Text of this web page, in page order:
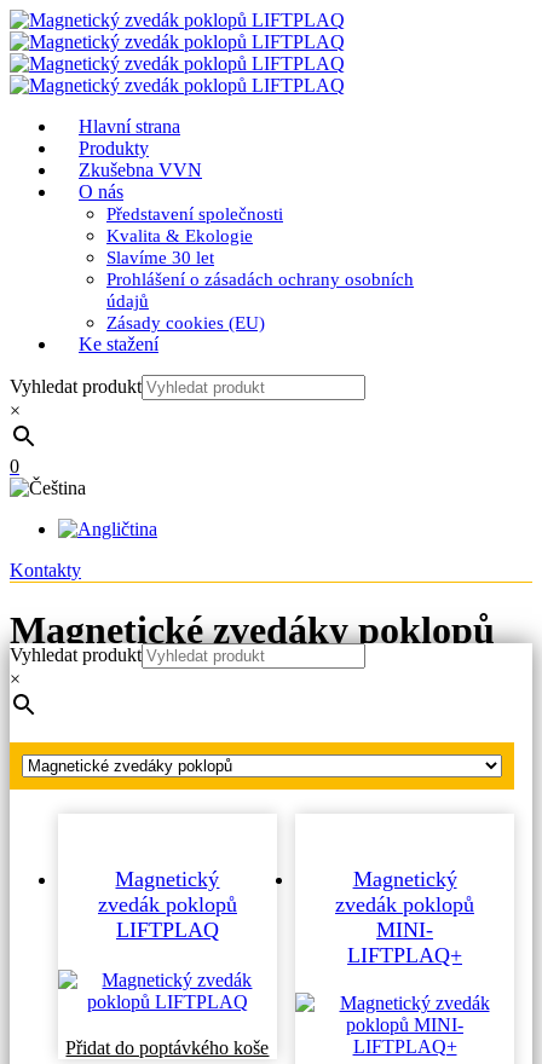
Hlavní strana
Produkty
Zkušebna VVN
O nás
Představení společnosti
Kvalita & Ekologie
Slavíme 30 let
Prohlášení o zásadách ochrany osobních
údajů
Zásady cookies (EU)
Ke stažení
Vyhledat produkt
×
0
Kontakty
Magnetické zvedáky poklopů
Vyhledat produkt
×
Magnetický
zvedák poklopů
LIFTPLAQ
Přidat do poptávkého košeTento
Magnetický
zvedák poklopů
MINI-
LIFTPLAQ+